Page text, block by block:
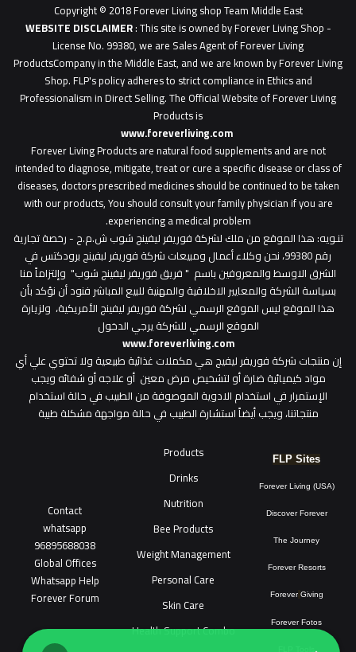
Copyright © 2018 Forever Living shop Team Middle East
WEBSITE DISCLAIMER: This site is owned by Forever Living Shop -
License No. 99380, we are Sales Agent of Forever Living
ProductsCompany in the Middle East, and we are known by Forever Living
Shop. FLP's policy adheres to strict compliance in Ethics and
Professionalism in Direct Selling. The Official Website of Forever Living
Products is
www.foreverliving.com
Forever Living Products are natural food supplements and are not
intended to diagnose, mitigate, treat or cure a specific disease or class of
diseases, doctors prescribed medicines should be continued to be taken
with our products, You should consult your family physician if you are
experiencing a medical problem.
تنـويه: هذا الموقع من ملك لشركة فوريفر ليفينج شوب ش.م.ح - رخصة تجارية
رقم 99380، نحن وكلاء أعمال ومبيعات شركة فوريفر لبفينج برودكتس في
الشرق الاوسط والمعروفين باسم " فريق فوريفر ليفينج شوب" وإلتزاماً منا
بسياسة الشركة والمعايير الاخلاقية والمهنية للبيع المباشر فنود أن نؤكد بأن
هذا الموقع ليس الموقع الرسمي لشركة فوريفر ليفينج الأمريكية، ولزيارة
الموقع الرسمي للشركة يرجي الدخول
www.foreverliving.com
​إن منتجات شركة فوريفر ليفيج هي مكملات غذائية طبيعية ولا تحتوي علي أي
مواد كيميائية ضارة أو لتشخيص مرض معين أو علاجه أو شفائه ويجب
الإستمرار في استخدام الادوية الموصوفة من الطبيب في حالة استخدام
منتجاتنا، ويجب أيضاً استشارة الطبيب في حالة مواجهة مشكلة طبية
FLP Sites
Forever Living (USA)
Discover Forever
The Journey
Forever Resorts
Forever Giving
Forever Fotos
Products
Drinks
Nutrition
Bee Products
Weight Management
Personal Care
Skin Care
Health Support Combo
Contact
whatsapp
96895688038
Global Offices
Whatsapp Help
Forever Forum